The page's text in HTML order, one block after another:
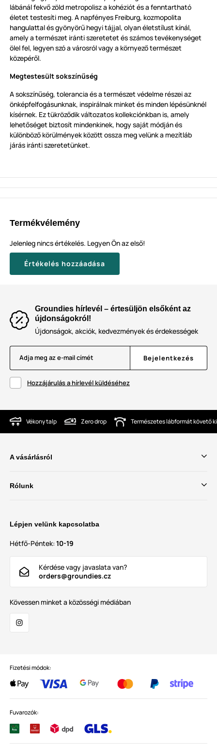
lábánál fekvő zöld metropolisz a kohéziót és a fenntartható
életet testesíti meg. A napfényes Freiburg, kozmopolita
hangulattal és gyönyörű hegyi tájjal, olyan életstílust kínál,
amely a természet iránti szeretetet és számos tevékenységet
ölel fel, legyen szó a városról vagy a környező természet
közepéről.
Megtestesült sokszínűség
A sokszínűség, tolerancia és a természet védelme részei az
önképfelfogásunknak, inspirálnak minket és minden lépésünknél
kísérnek. Ez tükröződik változatos kollekciónkban is, amely
lehetőséget biztosít mindenkinek, hogy saját módján és
különböző körülmények között ossza meg velünk a mezítláb
járás iránti szeretetünket.
Termékvélemény
Jelenleg nincs értékelés. Legyen Ön az első!
Értékelés hozzáadása
Groundies hírlevél – értesüljön elsőként az
újdonságokról!
Újdonságok, akciók, kedvezmények és érdekességek
Adja meg az e-mail címét Bejelentkezés
Hozzájárulás a hírlevél küldéséhez
Vékony talp Zero drop Természetes lábformát követő
A vásárlásról
Rólunk
Lépjen velünk kapcsolatba
Hétfő-Péntek: 10-19
Kérdése vagy javaslata van?
orders@groundies.cz
Kövessen minket a közösségi médiában
Fizetési módok:
Fuvarozók: